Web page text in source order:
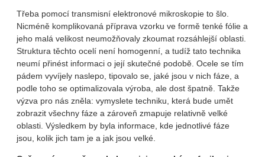
Třeba pomocí transmisní elektronové mikroskopie to šlo.
Nicméně komplikovaná příprava vzorku ve formě tenké fólie a
jeho malá velikost neumožňovaly zkoumat rozsáhlejší oblasti.
Struktura těchto ocelí není homogenní, a tudíž tato technika
neumí přinést informaci o její skutečné podobě. Ocele se tím
pádem vyvíjely naslepo, tipovalo se, jaké jsou v nich fáze, a
podle toho se optimalizovala výroba, ale dost špatně. Takže
výzva pro nás zněla: vymyslete techniku, která bude umět
zobrazit všechny fáze a zároveň zmapuje relativně velké
oblasti. Výsledkem by byla informace, kde jednotlivé fáze
jsou, kolik jich tam je a jak jsou velké.